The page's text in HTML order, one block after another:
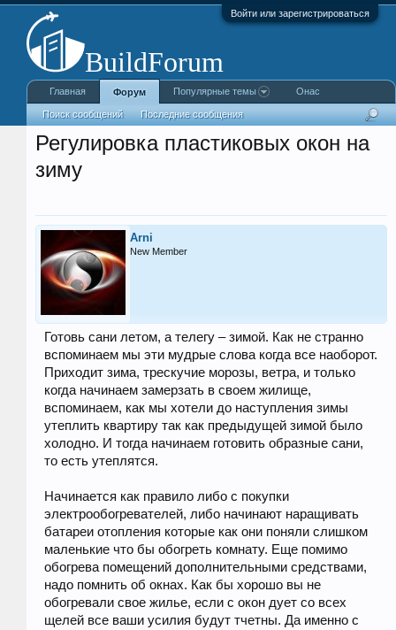
Войти или зарегистрироваться
Регулировка пластиковых окон на
зиму
Arni
New Member
Готовь сани летом, а телегу – зимой. Как не странно
вспоминаем мы эти мудрые слова когда все наоборот.
Приходит зима, трескучие морозы, ветра, и только
когда начинаем замерзать в своем жилище,
вспоминаем, как мы хотели до наступления зимы
утеплить квартиру так как предыдущей зимой было
холодно. И тогда начинаем готовить образные сани,
то есть утеплятся.
Начинается как правило либо с покупки
электрообогревателей, либо начинают наращивать
батареи отопления которые как они поняли слишком
маленькие что бы обогреть комнату. Еще помимо
обогрева помещений дополнительными средствами,
надо помнить об окнах. Как бы хорошо вы не
обогревали свое жилье, если с окон дует со всех
щелей все ваши усилия будут тчетны. Да именно с
Главная Форум
Поиск сообщений Последние сообщения
Популярные темы Онас